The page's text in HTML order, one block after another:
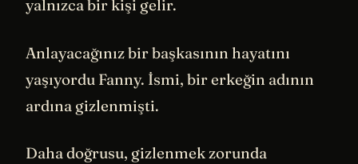
yalnızca bir kişi gelir.
Anlayacağınız bir başkasının hayatını
yaşıyordu Fanny. İsmi, bir erkeğin adının
ardına gizlenmişti.
Daha doğrusu, gizlenmek zorunda